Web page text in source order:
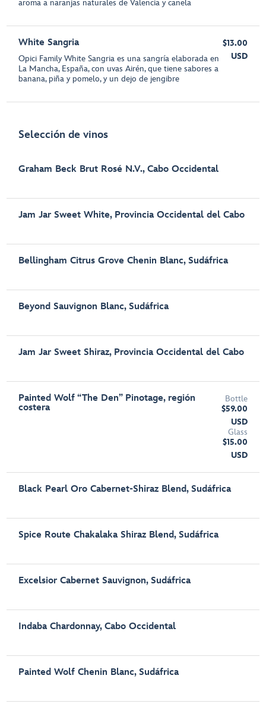
aroma a naranjas naturales de Valencia y canela
White Sangria
Opici Family White Sangria es una sangría elaborada en
La Mancha, España, con uvas Airén, que tiene sabores a
banana, piña y pomelo, y un dejo de jengibre
$13.00
USD
Selección de vinos
Graham Beck Brut Rosé N.V., Cabo Occidental
Jam Jar Sweet White, Provincia Occidental del Cabo
Bellingham Citrus Grove Chenin Blanc, Sudáfrica
Beyond Sauvignon Blanc, Sudáfrica
Jam Jar Sweet Shiraz, Provincia Occidental del Cabo
Painted Wolf “The Den” Pinotage, región
costera
Bottle
$59.00
USD
Glass
$15.00
USD
Black Pearl Oro Cabernet-Shiraz Blend, Sudáfrica
Spice Route Chakalaka Shiraz Blend, Sudáfrica
Excelsior Cabernet Sauvignon, Sudáfrica
Indaba Chardonnay, Cabo Occidental
Painted Wolf Chenin Blanc, Sudáfrica